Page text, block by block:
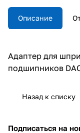
Описание
Адаптер для
подшипников
Назад к списку
Подписаться на